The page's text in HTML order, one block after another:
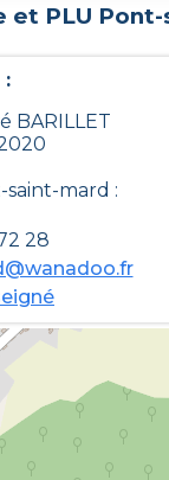
et PLU
:
BARILLET
saint-mard :
28